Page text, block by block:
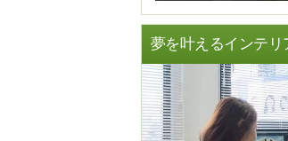
夢を叶えるインテリ